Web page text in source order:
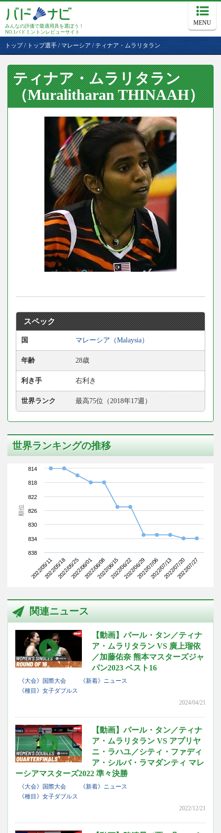
みんなの評価で最適用具を選ぼう！
NO.1バドミントンレビューサイト
MENU
トップ/ トップ選手 / マレーシア /ティナア・ムラリタラン
ティナア・ムラリタラン
（Muralitharan THINAAH）
スペック
国 マレーシア（Malaysia）
年齢 28歳
利き手 右利き
世界ランク 最高75位（2018年17週）
世界ランキングの推移
順位
2022/05/112022/05/182022/05/252022/06/012022/06/082022/06/152022/06/222022/06/292022/07/062022/07/132022/07/202022/07/27
814
818
822
826
830
834
838
関連ニュース
【動画】パール・タン／ティナ
ア・ムラリタラン VS 廣上瑠依
／加藤佑奈 熊本マスターズジャ
パン2023 ベスト16
《大会》国際大会
《新着》ニュース
《種目》女子ダブルス
2024/04/21
【動画】パール・タン／ティナ
ア・ムラリタラン VS アプリヤ
ニ・ラハユ／シティ・ファディ
ア・シルバ・ラマダンティ マレ
ーシアマスターズ2022 準々決勝
《大会》国際大会
《新着》ニュース
《種目》女子ダブルス
2022/12/21